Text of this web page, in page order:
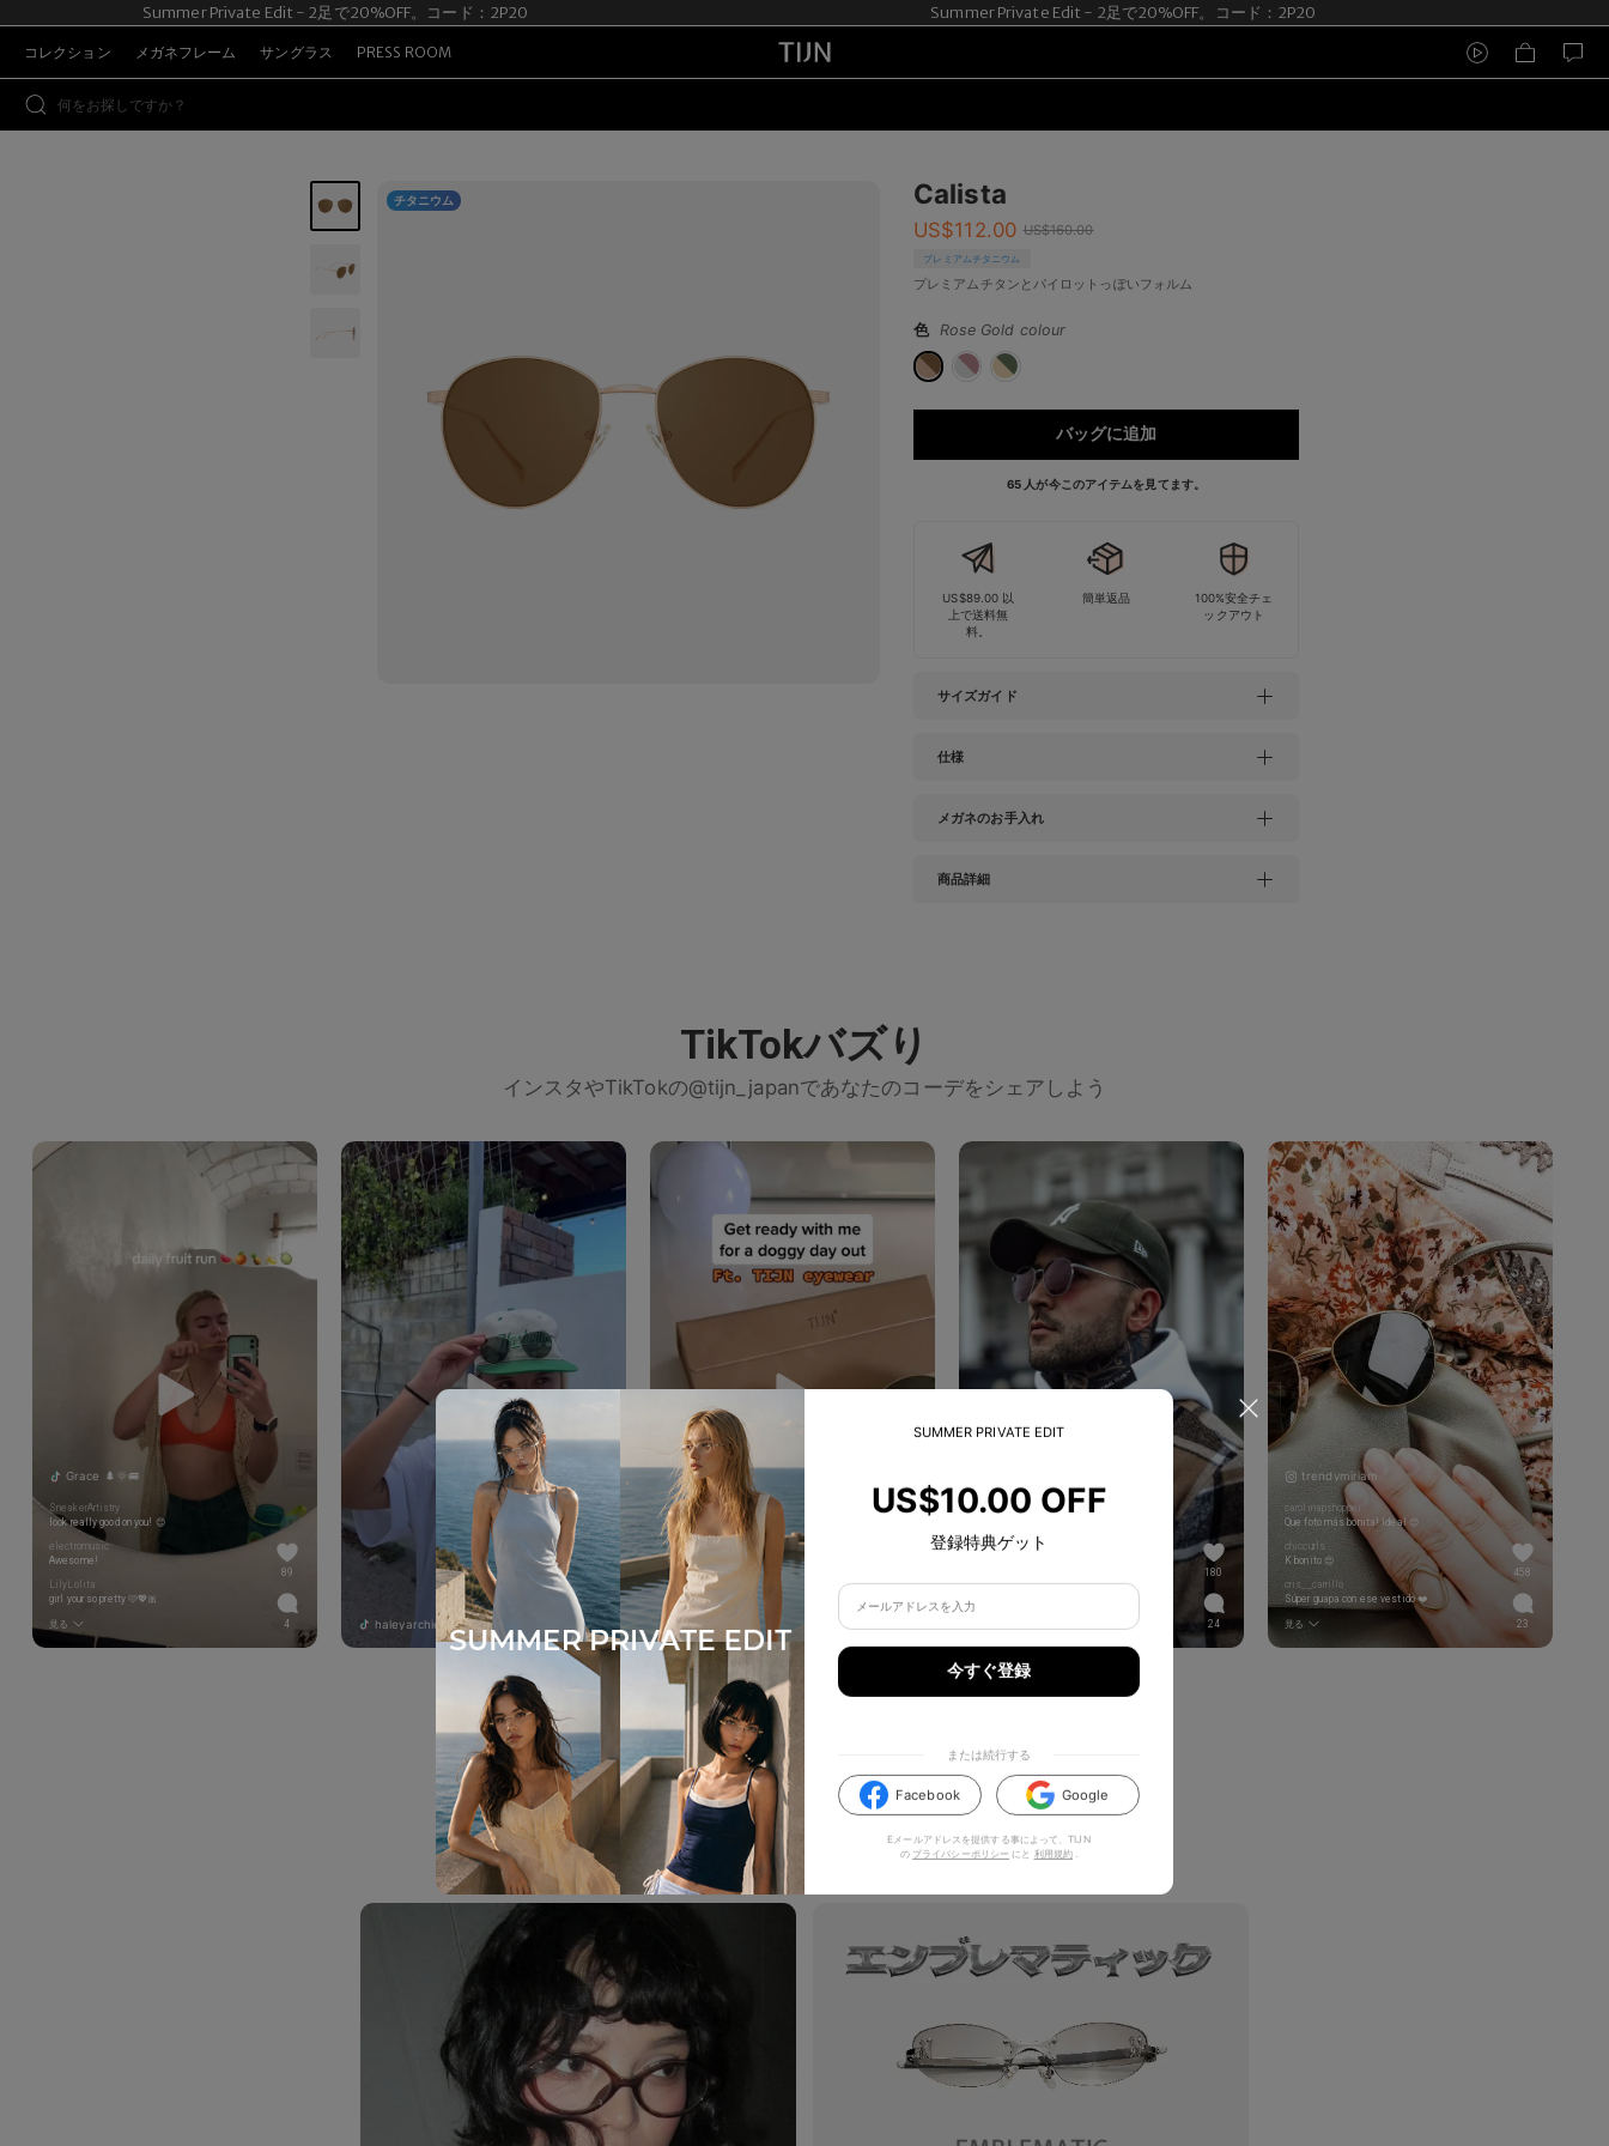
Summer Private Edit - 2足で20%OFF。コード：2P20 Summer Private Edit - 2足で20%OFF。コード：2P20
コレクション メガネフレーム サングラス PRESS ROOM
チタニウム Calista
US$112.00 US$160.00
プレミアムチタニウム
プレミアムチタンとパイロットっぽいフォルム
色 Rose Gold colour
バッグに追加
65 人が今このアイテムを見てます。
US$89.00 以
上で送料無
料。
簡単返品
100%安全チェ
ックアウト
サイズガイド
仕様
メガネのお手入れ
商品詳細
TikTokバズり
インスタやTikTokの@tijn_japanであなたのコーデをシェアしよう
Grace 🌲🌞🚐
SneakerArtistry
look really good on you! 😊
electromusic
Awesome!
LilyLolita
girl your so pretty 🩷💖🎀
見る
89
4 haleyarchie
581
0 twosausy
stormlondonofficial
marvinosifo
dinobrko
180
24
trendymiriam
carolinapshopper
Que foto más bonita! Ideal 😍
chiccurls
K bonito 😍
cris__carrillo
Súper guapa con ese vestido ❤️
見る
458
23
ハイライト
SUMMER PRIVATE EDIT
US$10.00 OFF
登録特典ゲット
今すぐ登録
または続行する
Facebook Google
Eメールアドレスを提供する事によって、TIJN
の プライバシーポリシー にと 利用規約